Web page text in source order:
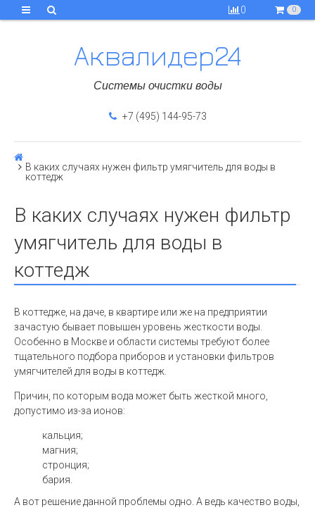
0 0
Аквалидер24
Системы очистки воды
+7 (495) 144-95-73
В каких случаях нужен фильтр умягчитель для воды в
коттедж
В каких случаях нужен фильтр
умягчитель для воды в
коттедж
В коттедже, на даче, в квартире или же на предприятии
зачастую бывает повышен уровень жесткости воды.
Особенно в Москве и области системы требуют более
тщательного подбора приборов и установки фильтров
умягчителей для воды в коттедж.
Причин, по которым вода может быть жесткой много,
допустимо из-за ионов:
кальция;
магния;
стронция;
бария.
А вот решение данной проблемы одно. А ведь качество воды,